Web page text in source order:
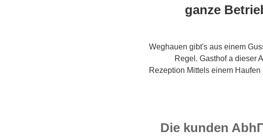
ganze
Weghauen gibt's aus einem
Regel. Gasthof a dieser
Rezeption Mittels einem
Die kunden